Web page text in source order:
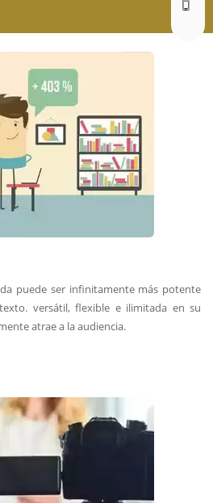
puede ser infinitamente más potente
versátil, flexible e ilimitada en su
atrae a la audiencia.